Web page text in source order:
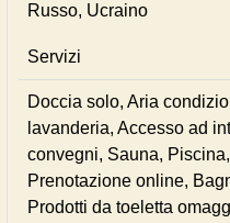
Russo, Ucraino
Servizi
Doccia solo, Aria
lavanderia, Accesso ad
convegni, Sauna,
Prenotazione online,
Prodotti da toeletta